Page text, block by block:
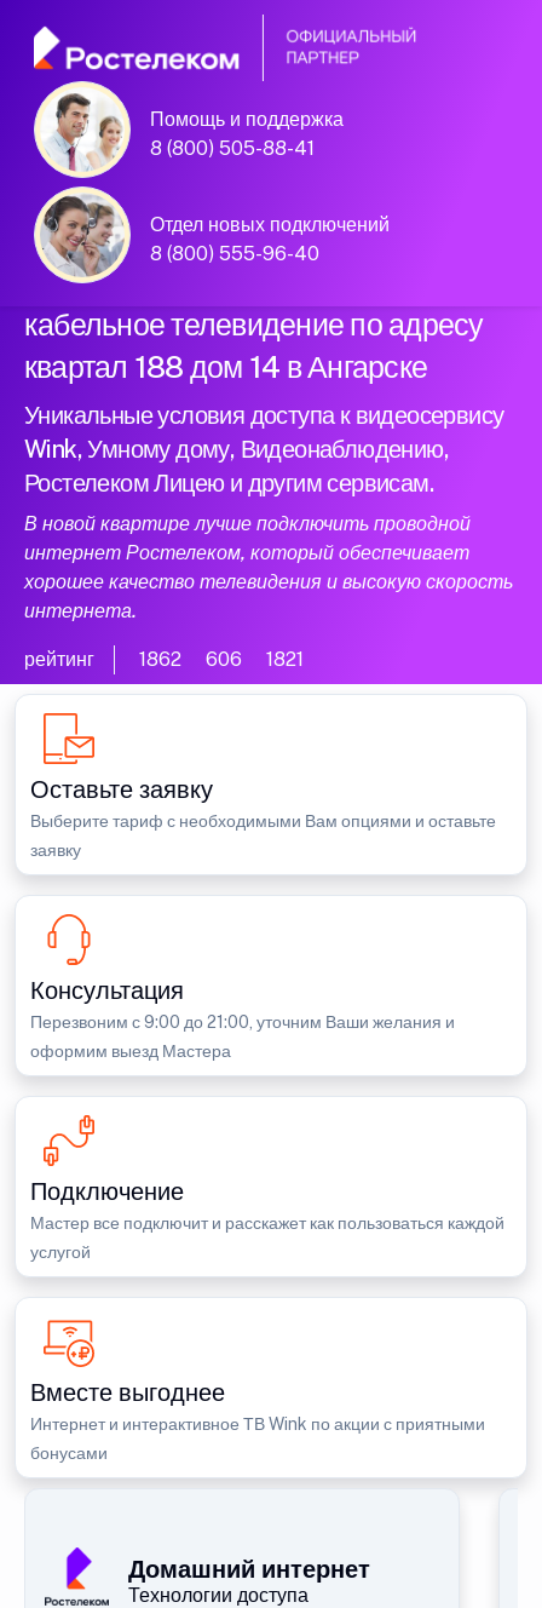
Помощь и поддержка
8 (800) 505-88-41
Отдел новых подключений
8 (800) 555-96-40
Официальный
партнер Ростелеком
Подключили новый интернет и
кабельное телевидение по адресу
квартал 188 дом 14 в Ангарске
Уникальные условия доступа к видеосервису
Wink, Умному дому, Видеонаблюдению,
Ростелеком Лицею и другим сервисам.
В новой квартире лучше подключить проводной
интернет Ростелеком, который обеспечивает
хорошее качество телевидения и высокую скорость
интернета.
рейтинг 1862 606 1821
Оставьте заявку
Выберите тариф с необходимыми Вам опциями и оставьте
заявку
Консультация
Перезвоним с 9:00 до 21:00, уточним Ваши желания и
оформим выезд Мастера
Подключение
Мастер все подключит и расскажет как пользоваться каждой
услугой
Вместе выгоднее
Интернет и интерактивное ТВ Wink по акции с приятными
бонусами
Домашний интернет
Технологии доступа